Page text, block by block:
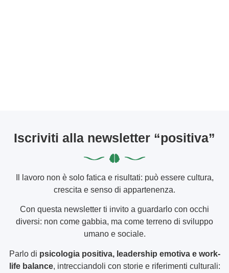
Iscriviti alla newsletter “positiva”
Il lavoro non è solo fatica e risultati: può essere cultura,
crescita e senso di appartenenza.
Con questa newsletter ti invito a guardarlo con occhi
diversi: non come gabbia, ma come terreno di sviluppo
umano e sociale.
Parlo di psicologia positiva, leadership emotiva e work-
life balance, intrecciandoli con storie e riferimenti culturali: